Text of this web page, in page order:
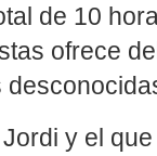
de 10
ofrece
y el